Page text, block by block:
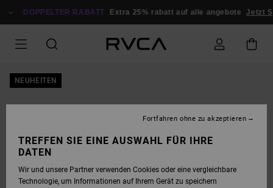
ZUR
DOPPELTER RABATT Extra 25% rabatt auf alle angebote Jetzt
NEUHEITEN
TREFFEN SIE EINE AUSWAHL FÜR IHRE
DATEN
Wir und unsere Partner verwenden Cookies oder eine vergleichbare
Technologie, um Informationen auf Ihrem Gerät zu speichern
Fortfahren ohne zu akzeptieren